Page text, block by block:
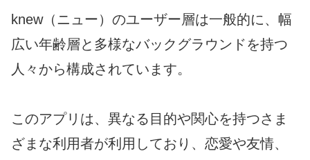
knew（ニュー）のユーザー層は一般的に、幅
広い年齢層と多様なバックグラウンドを持つ
人々から構成されています。
このアプリは、異なる目的や関心を持つさま
ざまな利用者が利用しており、恋愛や友情、